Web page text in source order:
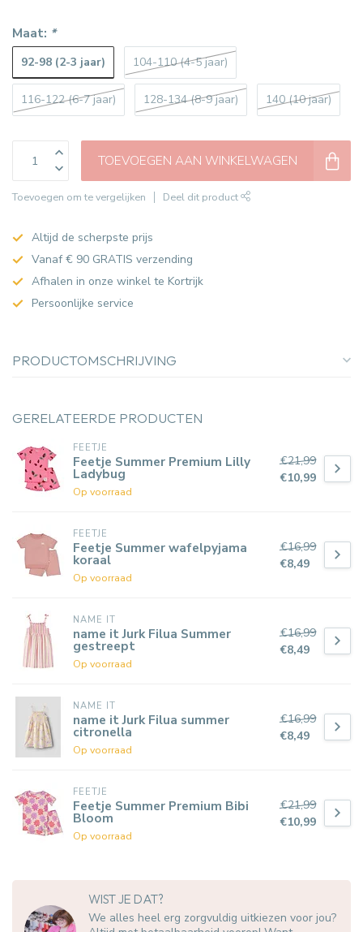
Maat: *
92-98 (2-3 jaar) 104-110 (4-5 jaar)
116-122 (6-7 jaar) 128-134 (8-9 jaar) 140 (10 jaar)
TOEVOEGEN AAN WINKELWAGEN
Toevoegen om te vergelijken Deel dit product
Altijd de scherpste prijs
Vanaf € 90 GRATIS verzending
Afhalen in onze winkel te Kortrijk
Persoonlijke service
PRODUCTOMSCHRIJVING
GERELATEERDE PRODUCTEN
FEETJE
Feetje Summer Premium Lilly
Ladybug
Op voorraad
€21,99
€10,99
FEETJE
Feetje Summer wafelpyjama
koraal
Op voorraad
€16,99
€8,49
NAME IT
name it Jurk Filua Summer
gestreept
Op voorraad
€16,99
€8,49
NAME IT
name it Jurk Filua summer
citronella
Op voorraad
€16,99
€8,49
FEETJE
Feetje Summer Premium Bibi
Bloom
Op voorraad
€21,99
€10,99
WIST JE DAT?
We alles heel erg zorgvuldig uitkiezen voor jou?